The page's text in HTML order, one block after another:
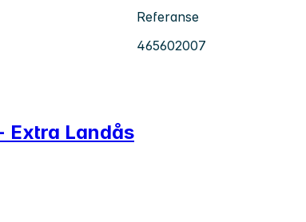
Referanse
465602007
Extra Landås